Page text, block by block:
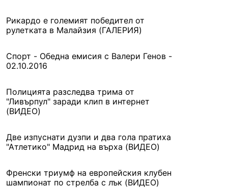
Рикардо е големият победител от
рулетката в Малайзия (ГАЛЕРИЯ)
Спорт - Обедна емисия с Валери Генов -
02.10.2016
Полицията разследва трима от
"Ливърпул" заради клип в интернет
(ВИДЕО)
Две изпуснати дузпи и два гола пратиха
"Атлетико" Мадрид на върха (ВИДЕО)
Френски триумф на европейския клубен
шампионат по стрелба с лък (ВИДЕО)